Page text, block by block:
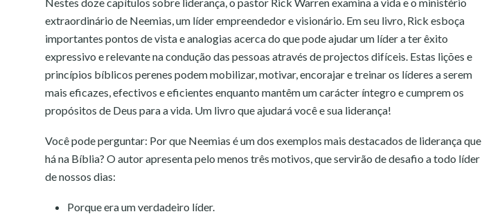
extraordinário de Neemias, um líder empreendedor e visionário. Em seu livro, Rick esboça
importantes pontos de vista e analogias acerca do que pode ajudar um líder a ter êxito
expressivo e relevante na condução das pessoas através de projectos difíceis. Estas lições e
princípios bíblicos perenes podem mobilizar, motivar, encorajar e treinar os líderes a serem
mais eficazes, efectivos e eficientes enquanto mantêm um carácter íntegro e cumprem os
propósitos de Deus para a vida. Um livro que ajudará você e sua liderança!
Você pode perguntar: Por que Neemias é um dos exemplos mais destacados de liderança que
há na Bíblia? O autor apresenta pelo menos três motivos, que servirão de desafio a todo líder
de nossos dias:
Porque era um verdadeiro líder.